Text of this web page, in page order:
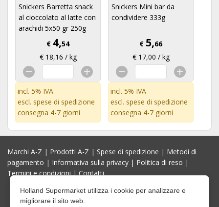
Snickers Barretta snack
al cioccolato al latte con
arachidi 5x50 gr 250g
€ 4,54
€ 18,16 / kg
incl. 5% IVA
escl. spese di spedizione
consegna 4-7 giorni
Snickers Mini bar da
condividere 333g
€ 5,66
€ 17,00 / kg
incl. 5% IVA
escl. spese di spedizione
consegna 4-7 giorni
Marchi A-Z | Prodotti A-Z | Spese di spedizione | Metodi di
pagamento | Informativa sulla privacy | Politica di reso |
Termini e condizioni|Contatti
Holland Supermarket utilizza i cookie per analizzare e
migliorare il sito web.